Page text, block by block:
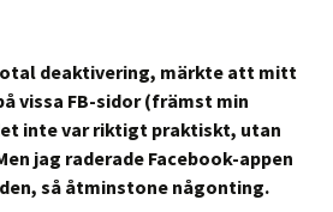
deaktivering, märkte att mitt
vissa FB-sidor (främst min
inte var riktigt praktiskt, utan
jag raderade Facebook-appen
så åtminstone någonting.